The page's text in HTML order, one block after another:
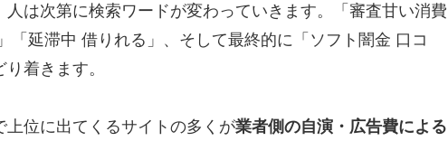
は次第に検索ワードが変わっていきます。「審査甘い消費
「延滞中 借りれる」、そして最終的に「ソフト闇金 口コ
着きます。
位に出てくるサイトの多くが業者側の自演・広告費による